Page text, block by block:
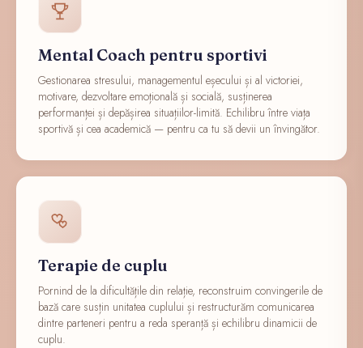
Mental Coach pentru sportivi
Gestionarea stresului, managementul eșecului și al victoriei,
motivare, dezvoltare emoțională și socială, susținerea
performanței și depășirea situațiilor-limită. Echilibru între viața
sportivă și cea academică — pentru ca tu să devii un învingător.
Terapie de cuplu
Pornind de la dificultățile din relație, reconstruim convingerile de
bază care susțin unitatea cuplului și restructurăm comunicarea
dintre parteneri pentru a reda speranță și echilibru dinamicii de
cuplu.